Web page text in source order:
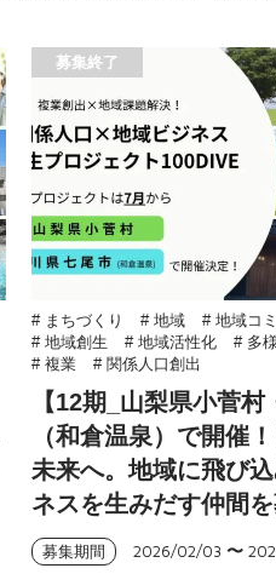
募集終了
# まちづくり # 地域
# 地域コ
# 地域創生
# 地域活性化 # 多
# 複業
# 関係人口創出
【12期_山梨県小菅
（和倉温泉）で開催
未来へ。地域に飛び
ネスを生みだす仲間を
募集期間 2026/02/03 〜